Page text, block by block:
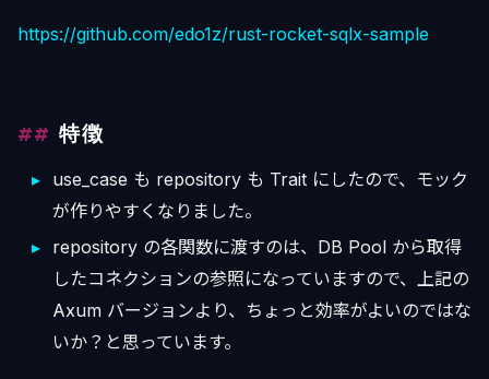
https://github.com/edo1z/rust-rocket-sqlx-sample
特徴
use_case も repository も Trait にしたので、モック
が作りやすくなりました。
repository の各関数に渡すのは、DB Pool から取得
したコネクションの参照になっていますので、上記の
Axum バージョンより、ちょっと効率がよいのではな
いか？と思っています。